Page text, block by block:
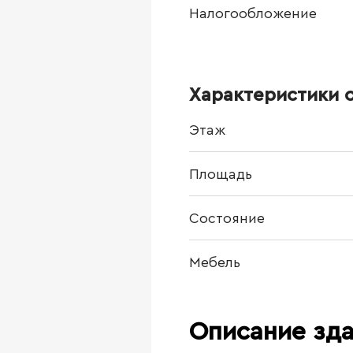
Налогообложение
Характеристики
Этаж
Площадь
Состояние
Мебель
Описание